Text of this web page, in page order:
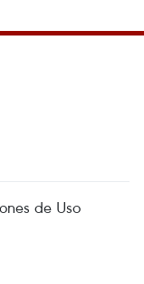
de Uso